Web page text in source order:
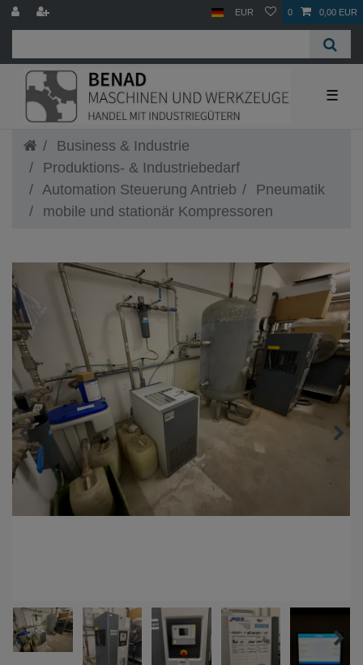
EUR 0 0,00 EUR
☰
Business & Industrie
Produktions- & Industriebedarf
Automation Steuerung Antrieb
Pneumatik
mobile und stationär Kompressoren